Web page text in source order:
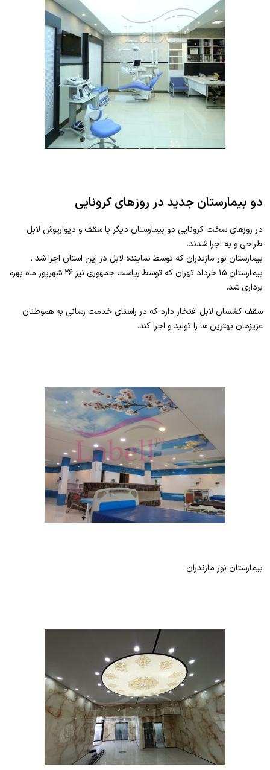
دو بیمارستان جدید در روزهای کرونایی
در روزهای سخت کرونایی دو بیمارستان دیگر با سقف و دیوارپوش لابل
طراحی و به اجرا شدند.
بیمارستان نور مازندران که توسط نماینده لابل در این استان اجرا شد .
بیمارستان ۱۵ خرداد تهران که توسط ریاست جمهوری نیز ۲۶ شهریور ماه بهره
برداری شد.
سقف کشسان لابل افتخار دارد که در راستای خدمت رسانی به هموطنان
عزیزمان بهترین ها را تولید و اجرا کند.
بیمارستان نور مازندران